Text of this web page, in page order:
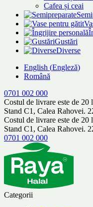
Cafea și ceai
Gustări
Diverse
English (Engleză)
Română
0701 002 000
Costul de livrare este de
Stand C1, Calea Rahovei.
Costul de livrare este de
Stand C1, Calea Rahovei.
0701 002 000
Categorii